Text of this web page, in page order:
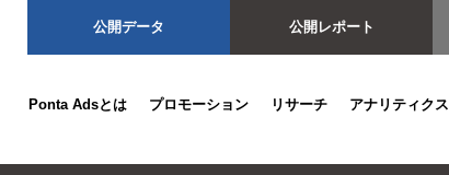
公開データ 公開レポート
Ponta Adsとは プロモーション リサーチ アナリティクス